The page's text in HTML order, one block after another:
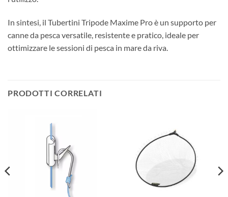
In sintesi, il Tubertini Tripode Maxime Pro è un supporto per
canne da pesca versatile, resistente e pratico, ideale per
ottimizzare le sessioni di pesca in mare da riva.
PRODOTTI CORRELATI